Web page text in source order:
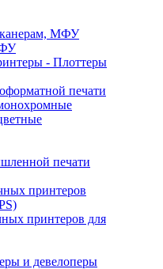
МФУ
- Плоттеры
печати
печати
принтеров
принтеров для
и девелоперы